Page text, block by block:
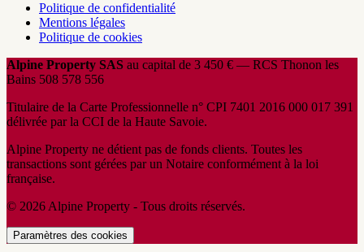
Politique de confidentialité
Mentions légales
Politique de cookies
Alpine Property SAS au capital de 3 450 € — RCS Thonon les
Bains 508 578 556
Titulaire de la Carte Professionnelle n° CPI 7401 2016 000 017 391
délivrée par la CCI de la Haute Savoie.
Alpine Property ne détient pas de fonds clients. Toutes les
transactions sont gérées par un Notaire conformément à la loi
française.
© 2026 Alpine Property - Tous droits réservés.
Paramètres des cookies